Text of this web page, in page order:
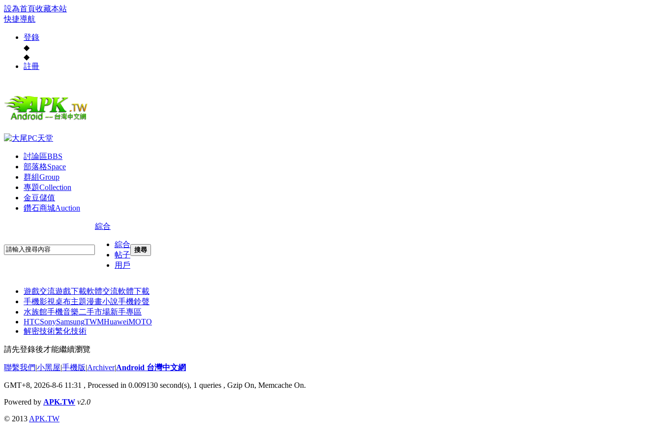
設為首頁收藏本站
快捷導航
登錄
◆
◆
註冊
討論區BBS
部落格Space
群組Group
專題Collection
金豆儲值
鑽石商城Auction
綜合
綜合
帖子
用戶
搜尋
遊戲交流遊戲下載軟體交流軟體下載
手機影視桌布主題漫畫小說手機鈴聲
水族館手機音樂二手市場新手專區
HTCSonySamsungTWMHuaweiMOTO
解密技術繁化技術
請先登錄後才能繼續瀏覽
聯繫我們|小黑屋|手機版|Archiver|Android 台灣中文網
GMT+8, 2026-8-6 11:31 , Processed in 0.009130 second(s), 1 queries , Gzip On, Memcache On.
Powered by APK.TW v2.0
© 2013 APK.TW